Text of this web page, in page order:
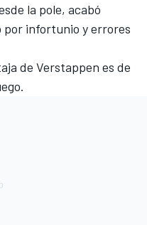
la pole, acabó
por infortunio y errores
de Verstappen es de